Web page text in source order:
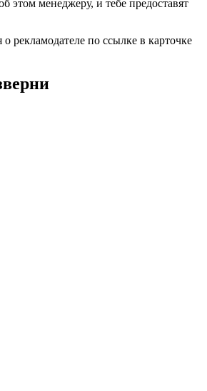
этом менеджеру, и тебе предоставят
рекламодателе по ссылке в карточке